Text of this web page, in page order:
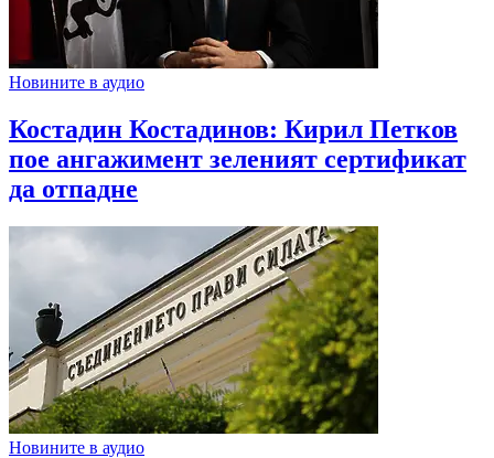
Новините в аудио
Костадин Костадинов: Кирил Петков
пое ангажимент зеленият сертификат
да отпадне
Новините в аудио